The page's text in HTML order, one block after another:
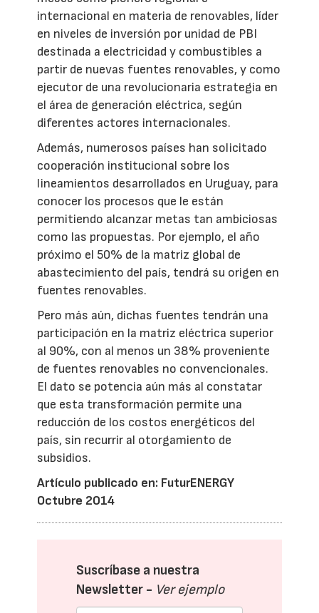
internacional en materia de renovables, líder
en niveles de inversión por unidad de PBI
destinada a electricidad y combustibles a
partir de nuevas fuentes renovables, y como
ejecutor de una revolucionaria estrategia en
el área de generación eléctrica, según
diferentes actores internacionales.
Además, numerosos países han solicitado
cooperación institucional sobre los
lineamientos desarrollados en Uruguay, para
conocer los procesos que le están
permitiendo alcanzar metas tan ambiciosas
como las propuestas. Por ejemplo, el año
próximo el 50% de la matriz global de
abastecimiento del país, tendrá su origen en
fuentes renovables.
Pero más aún, dichas fuentes tendrán una
participación en la matriz eléctrica superior
al 90%, con al menos un 38% proveniente
de fuentes renovables no convencionales.
El dato se potencia aún más al constatar
que esta transformación permite una
reducción de los costos energéticos del
país, sin recurrir al otorgamiento de
subsidios.
Artículo publicado en: FuturENERGY
Octubre 2014
Suscríbase a nuestra
Newsletter - Ver ejemplo